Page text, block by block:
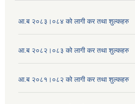
आ.ब २०८३।०८४ को लागी कर तथा शुल्कहरु
आ.ब २०८२।०८३ को लागी कर तथा शुल्कहरु
आ.ब २०८१।०८२ को लागी कर तथा शुल्कहरु